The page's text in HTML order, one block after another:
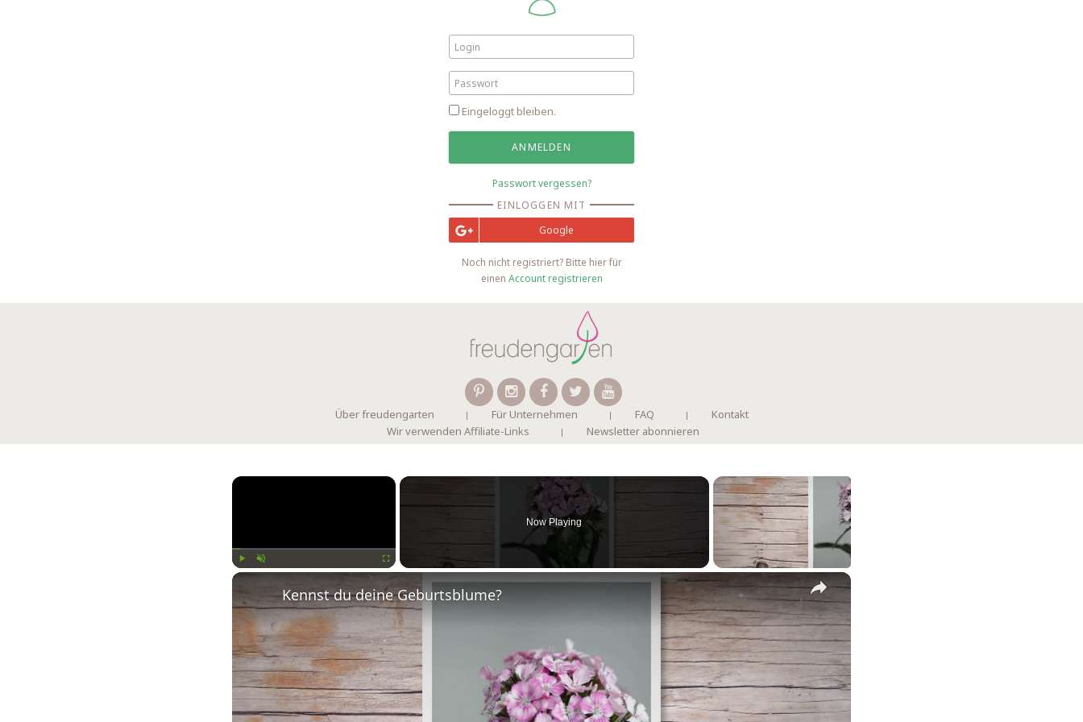
Eingeloggt bleiben.
Passwort vergessen?
EINLOGGEN MIT
Google
Noch nicht registriert? Bitte hier für
einen Account registrieren
Über freudengarten Für Unternehmen FAQ
Kontakt
Wir verwenden Affiliate-Links
Newsletter abonnieren
×
Now Playing
×
Kennst du deine Geburtsblume?